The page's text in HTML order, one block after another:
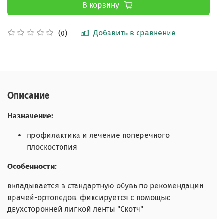
(0) Добавить в сравнение
В корзину
Описание
Назначение:
профилактика и лечение поперечного
плоскостопия
Особенности:
вкладывается в стандартную обувь по рекомендации
врачей-ортопедов. фиксируется с помощью
двухсторонней липкой ленты "Скотч"